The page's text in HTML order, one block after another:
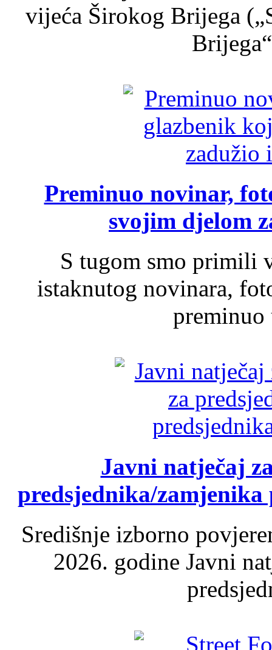
vijeća Širokog Brijega
Preminuo novinar,
svojim djelom
S tugom smo primili
istaknutog novinara,
Javni natječaj
predsjednika/
Središnje izborno
2026. godine Javni